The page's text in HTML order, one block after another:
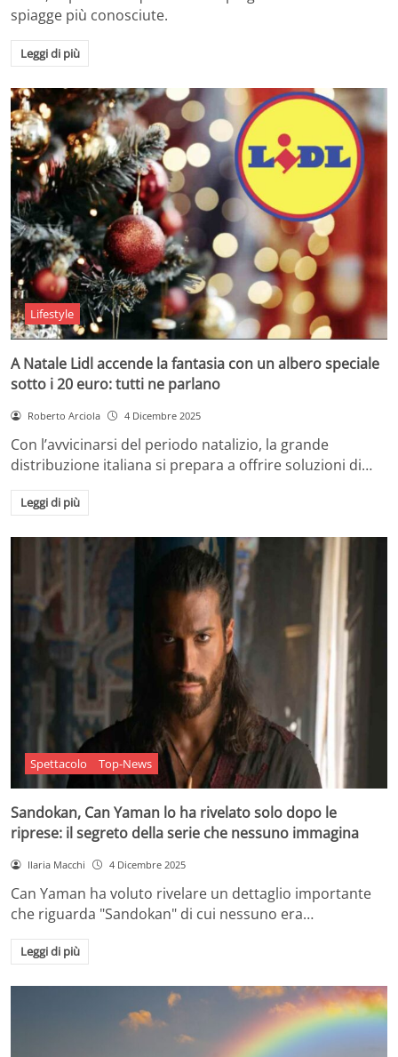
spiagge più conosciute.
Leggi di più
Lifestyle
A Natale Lidl accende la fantasia con un albero speciale
sotto i 20 euro: tutti ne parlano
Roberto Arciola 4 Dicembre 2025
Con l’avvicinarsi del periodo natalizio, la grande
distribuzione italiana si prepara a offrire soluzioni di…
Leggi di più
Spettacolo Top-News
Sandokan, Can Yaman lo ha rivelato solo dopo le
riprese: il segreto della serie che nessuno immagina
Ilaria Macchi 4 Dicembre 2025
Can Yaman ha voluto rivelare un dettaglio importante
che riguarda "Sandokan" di cui nessuno era…
Leggi di più